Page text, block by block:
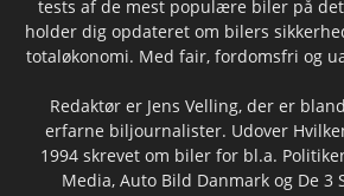
tests af de mest populære biler på
holder dig opdateret om bilers
totaløkonomi. Med fair, fordomsfri og
Redaktør er Jens Velling, der er
erfarne biljournalister. Udover
1994 skrevet om biler for bl.a.
Media, Auto Bild Danmark og De 3